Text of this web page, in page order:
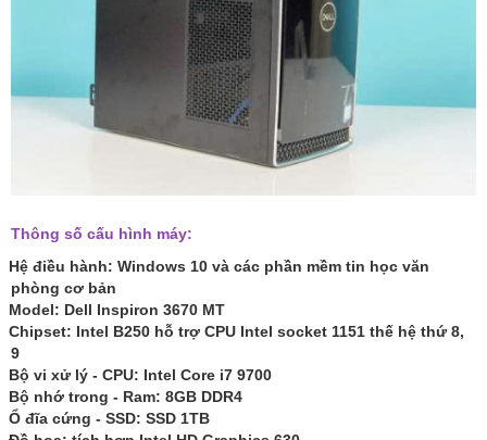
Thông số cấu hình máy:
Hệ điều hành: Windows 10 và các phần mềm tin học văn
phòng cơ bản
Model: Dell Inspiron 3670 MT
Chipset: Intel B250 hỗ trợ CPU Intel socket 1151 thế hệ thứ 8,
9
Bộ vi xử lý - CPU: Intel Core i7 9700
Bộ nhớ trong - Ram: 8GB DDR4
Ổ đĩa cứng - SSD: SSD 1TB